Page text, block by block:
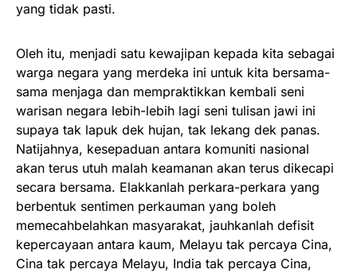
yang tidak pasti.
Oleh itu, menjadi satu kewajipan kepada kita sebagai
warga negara yang merdeka ini untuk kita bersama-
sama menjaga dan mempraktikkan kembali seni
warisan negara lebih-lebih lagi seni tulisan jawi ini
supaya tak lapuk dek hujan, tak lekang dek panas.
Natijahnya, kesepaduan antara komuniti nasional
akan terus utuh malah keamanan akan terus dikecapi
secara bersama. Elakkanlah perkara-perkara yang
berbentuk sentimen perkauman yang boleh
memecahbelahkan masyarakat, jauhkanlah defisit
kepercayaan antara kaum, Melayu tak percaya Cina,
Cina tak percaya Melayu, India tak percaya Cina,